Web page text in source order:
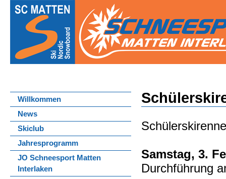
Willkommen
News
Skiclub
Jahresprogramm
JO Schneesport Matten
Interlaken
Samstag, 3.
Durchführung